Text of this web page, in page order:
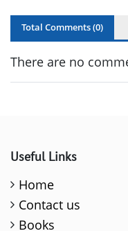
Total Comments (0)
There are no
Useful Links
Home
Contact us
Books